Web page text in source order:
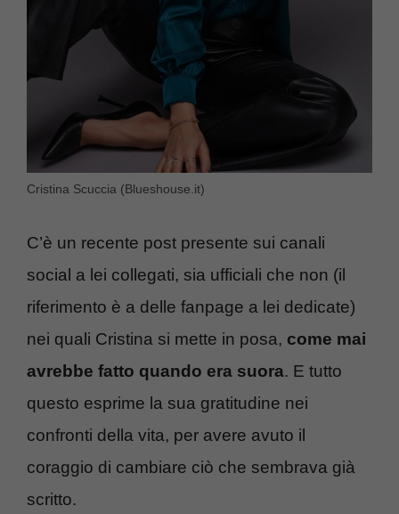
Cristina Scuccia (Blueshouse.it)
C’è un recente post presente sui canali
social a lei collegati, sia ufficiali che non (il
riferimento è a delle fanpage a lei dedicate)
nei quali Cristina si mette in posa, come mai
avrebbe fatto quando era suora. E tutto
questo esprime la sua gratitudine nei
confronti della vita, per avere avuto il
coraggio di cambiare ciò che sembrava già
scritto.